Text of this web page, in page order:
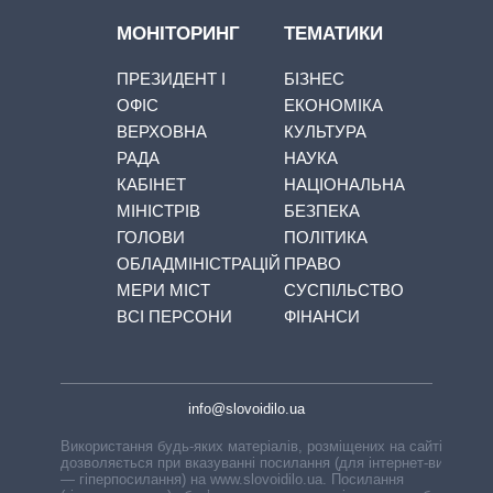
МОНІТОРИНГ
ПРЕЗИДЕНТ І
ОФІС
ВЕРХОВНА
РАДА
КАБІНЕТ
МІНІСТРІВ
ГОЛОВИ
ОБЛАДМІНІСТРАЦІЙ
МЕРИ МІСТ
ВСІ ПЕРСОНИ
ТЕМАТИКИ
БІЗНЕС
ЕКОНОМІКА
КУЛЬТУРА
НАУКА
НАЦІОНАЛЬНА
БЕЗПЕКА
ПОЛІТИКА
ПРАВО
СУСПІЛЬСТВО
ФІНАНСИ
info@slovoidilo.ua
Використання будь-яких матеріалів, розміщених на сайті,
дозволяється при вказуванні посилання (для інтернет-видань
— гіперпосилання) на www.slovoidilo.ua. Посилання